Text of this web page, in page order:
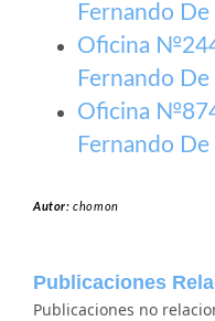
Fernando
Oficina
Fernando
Oficina
Fernando
Autor:chomon
Publicaciones
Publicaciones no